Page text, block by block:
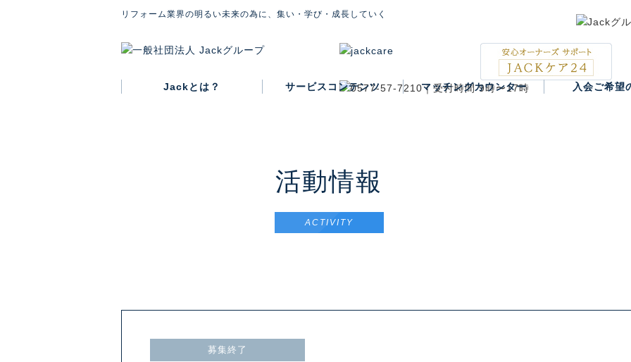
リフォーム業界の明るい未来の為に、集い・学び・成長していく
Jackとは？ サービスコンテンツ マッチングカウンター 入会ご希望
活動情報
ACTIVITY
募集終了